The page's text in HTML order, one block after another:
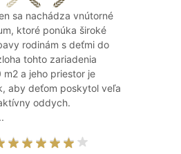
sa nachádza vnútorné
ktoré ponúka široké
rodinám s deťmi do
tohto zariadenia
m2 a jeho priestor je
aby deťom poskytol veľa
oddych.